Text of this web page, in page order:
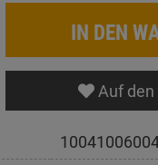
IN DEN
Auf